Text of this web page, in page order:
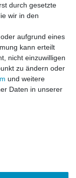
durch gesetzte
wir in den
aufgrund eines
kann erteilt
nicht einzuwilligen
zu ändern oder
und weitere
Daten in unserer